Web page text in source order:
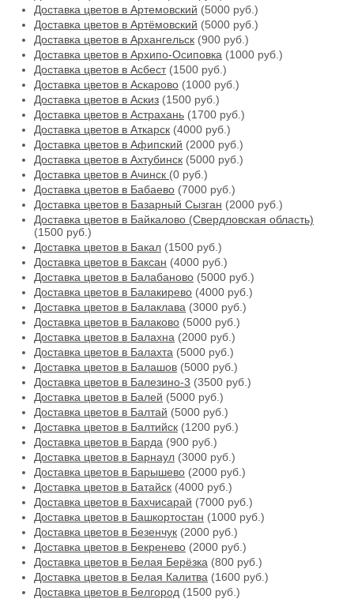
Доставка цветов в Артемовский (5000 руб.)
Доставка цветов в Артёмовский (5000 руб.)
Доставка цветов в Архангельск (900 руб.)
Доставка цветов в Архипо-Осиповка (1000 руб.)
Доставка цветов в Асбест(1500 руб.)
Доставка цветов в Аскарово (1000 руб.)
Доставка цветов в Аскиз (1500 руб.)
Доставка цветов в Астрахань (1700 руб.)
Доставка цветов в Аткарск (4000 руб.)
Доставка цветов в Афипский (2000 руб.)
Доставка цветов в Ахтубинск (5000 руб.)
Доставка цветов в Ачинск (0 руб.)
Доставка цветов в Бабаево (7000 руб.)
Доставка цветов в Базарный Сызган (2000 руб.)
Доставка цветов в Байкалово (Свердловская область)
(1500 руб.)
Доставка цветов в Бакал (1500 руб.)
Доставка цветов в Баксан (4000 руб.)
Доставка цветов в Балабаново (5000 руб.)
Доставка цветов в Балакирево (4000 руб.)
Доставка цветов в Балаклава (3000 руб.)
Доставка цветов в Балаково (5000 руб.)
Доставка цветов в Балахна (2000 руб.)
Доставка цветов в Балахта (5000 руб.)
Доставка цветов в Балашов (5000 руб.)
Доставка цветов в Балезино-3 (3500 руб.)
Доставка цветов в Балей (5000 руб.)
Доставка цветов в Балтай (5000 руб.)
Доставка цветов в Балтийск (1200 руб.)
Доставка цветов в Барда (900 руб.)
Доставка цветов в Барнаул (3000 руб.)
Доставка цветов в Барышево (2000 руб.)
Доставка цветов в Батайск (4000 руб.)
Доставка цветов в Бахчисарай (7000 руб.)
Доставка цветов в Башкортостан (1000 руб.)
Доставка цветов в Безенчук (2000 руб.)
Доставка цветов в Бекренево (2000 руб.)
Доставка цветов в Белая Берёзка (800 руб.)
Доставка цветов в Белая Калитва (1600 руб.)
Доставка цветов в Белгород (1500 руб.)